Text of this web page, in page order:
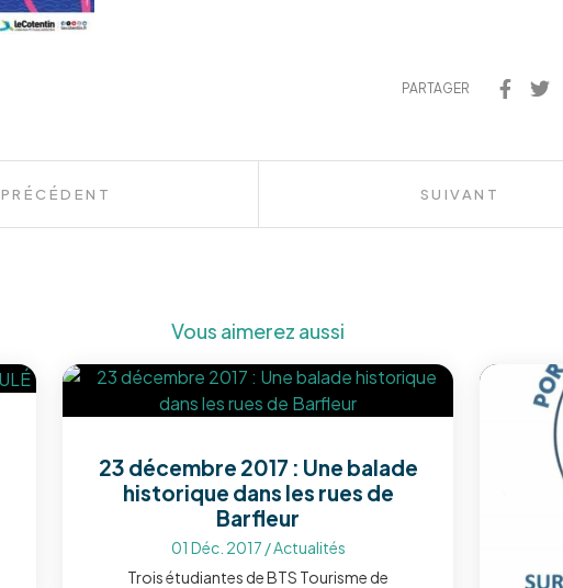
PARTAGER
PRÉCÉDENT SUIVANT
Vous aimerez aussi
23 décembre 2017 : Une balade
historique dans les rues de
Barfleur
01 Déc. 2017 /Actualités
Trois étudiantes de BTS Tourisme de